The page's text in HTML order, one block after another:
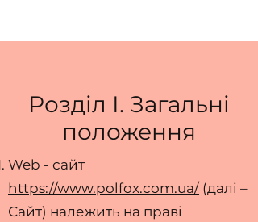
Розділ І. Загальні
положення
Web - сайт
https://www.polfox.com.ua/ (далі –
Сайт) належить на праві